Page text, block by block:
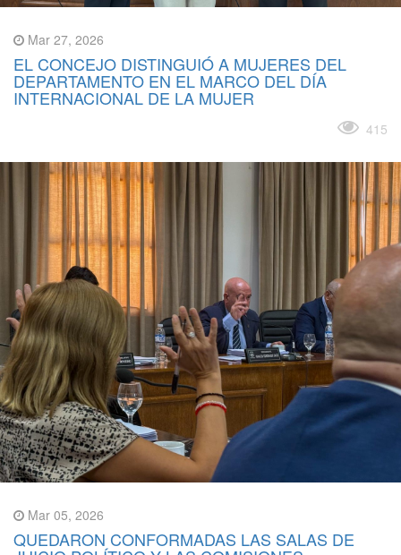
Mar 27, 2026
EL CONCEJO DISTINGUIÓ A MUJERES DEL
DEPARTAMENTO EN EL MARCO DEL DÍA
INTERNACIONAL DE LA MUJER
415
Mar 05, 2026
QUEDARON CONFORMADAS LAS SALAS DE